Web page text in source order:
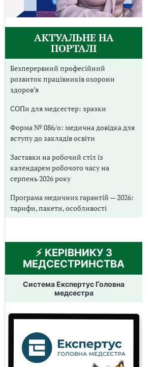
АКТУАЛЬНЕ НА
ПОРТАЛІ
Безперервний професійний
розвиток працівників охорони
здоров’я
СОПи для медсестер: зразки
Форма № 086/о: медична довідка для
вступу до закладів освіти
Заставки на робочий стіл із
календарем робочого часу на
серпень 2026 року
Програма медичних гарантій — 2026:
тарифи, пакети, особливості
⚡️ КЕРІВНИКУ З
МЕДСЕСТРИНСТВА
Система Експертус Головна
медсестра